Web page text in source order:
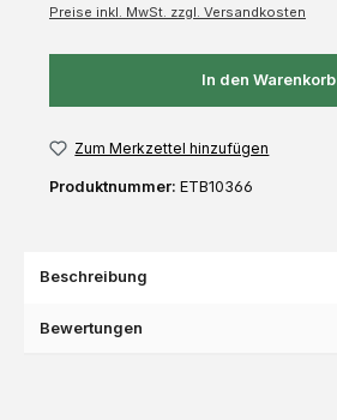
Preise inkl. MwSt. zzgl. Versandkosten
In den Warenkorb
Zum Merkzettel hinzufügen
Produktnummer: ETB10366
Beschreibung
Bewertungen